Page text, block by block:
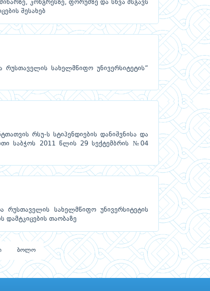
კონგრესზე, ფორუმზე და სხვა მსგავს
შესახებ
სახელმწიფო უნივერსიტეტის“
რსუ-ს სტიპენდიების დანიშვნისა და
საბჭოს 2011 წლის 29 სექტემბრის №04
სახელმწიფო უნივერსიტეტის
დამტკიცების თაობაზე
ბოლო